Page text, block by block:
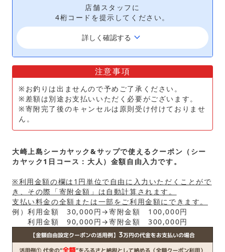
店舗スタッフに
4桁コードを提示してください。
詳しく確認する keyboard_arrow_down
注意事項
※お釣りは出ませんので予めご了承ください。
※差額は別途お支払いいただく必要がございます。
※寄附完了後のキャンセルは原則受け付けておりませ
ん。
大崎上島シーカヤック&サップで使えるクーポン（シー
カヤック1日コース：大人）金額自由入力です。
※利用金額の欄は1円単位で自由に入力いただくことがで
き、その際「寄附金額」は自動計算されます。
支払い料金の全額または一部をご利用金額にできます。
例）利用金額 30,000円→寄附金額 100,000円
利用金額 90,000円→寄附金額 300,000円